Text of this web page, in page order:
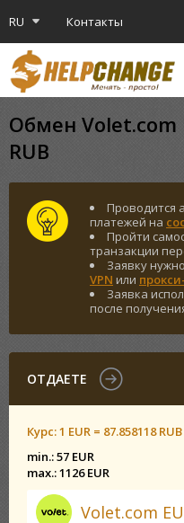
RU Контакты
Обмен Volet.com
RUB
Проводится
платежей на
Пройти
транзакции
Заявку
VPN или
Заявка
после
ОТДАЕТЕ
Курс:1 EUR = 87.858118 RUB
min.: 57 EUR
max.: 1126 EUR
Volet.com